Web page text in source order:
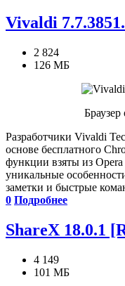
Vivaldi
2 824
126 МБ
Разработчики Vivaldi
основе бесплатного
функции взяты из
уникальные
заметки и быстрые
0 Подробнее
ShareX 18.0.1
4 149
101 МБ